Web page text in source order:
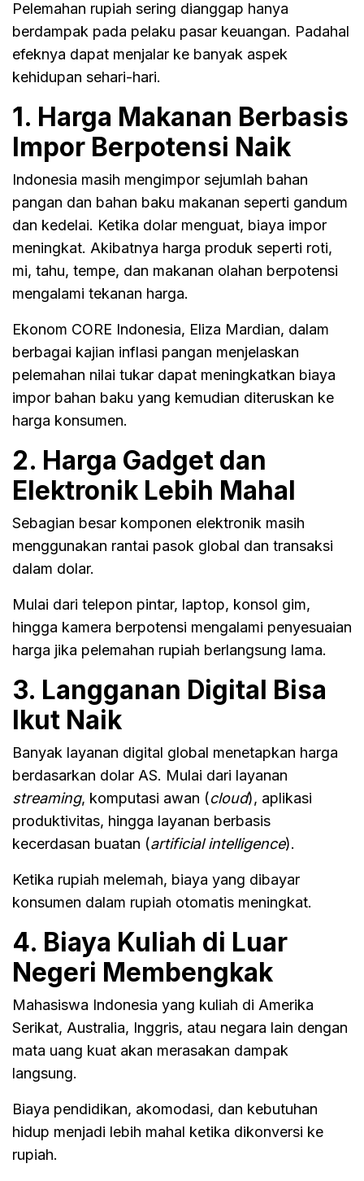
Pelemahan rupiah sering dianggap hanya
berdampak pada pelaku pasar keuangan. Padahal
efeknya dapat menjalar ke banyak aspek
kehidupan sehari-hari.
1. Harga Makanan Berbasis
Impor Berpotensi Naik
Indonesia masih mengimpor sejumlah bahan
pangan dan bahan baku makanan seperti gandum
dan kedelai. Ketika dolar menguat, biaya impor
meningkat. Akibatnya harga produk seperti roti,
mi, tahu, tempe, dan makanan olahan berpotensi
mengalami tekanan harga.
Ekonom CORE Indonesia, Eliza Mardian, dalam
berbagai kajian inflasi pangan menjelaskan
pelemahan nilai tukar dapat meningkatkan biaya
impor bahan baku yang kemudian diteruskan ke
harga konsumen.
2. Harga Gadget dan
Elektronik Lebih Mahal
Sebagian besar komponen elektronik masih
menggunakan rantai pasok global dan transaksi
dalam dolar.
Mulai dari telepon pintar, laptop, konsol gim,
hingga kamera berpotensi mengalami penyesuaian
harga jika pelemahan rupiah berlangsung lama.
3. Langganan Digital Bisa
Ikut Naik
Banyak layanan digital global menetapkan harga
berdasarkan dolar AS. Mulai dari layanan
streaming, komputasi awan (cloud), aplikasi
produktivitas, hingga layanan berbasis
kecerdasan buatan (artificial intelligence).
Ketika rupiah melemah, biaya yang dibayar
konsumen dalam rupiah otomatis meningkat.
4. Biaya Kuliah di Luar
Negeri Membengkak
Mahasiswa Indonesia yang kuliah di Amerika
Serikat, Australia, Inggris, atau negara lain dengan
mata uang kuat akan merasakan dampak
langsung.
Biaya pendidikan, akomodasi, dan kebutuhan
hidup menjadi lebih mahal ketika dikonversi ke
rupiah.